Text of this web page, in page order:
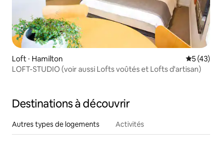
Loft ⋅ Hamilton
5 (43)
LOFT-STUDIO (voir aussi Lofts voûtés et Lofts d'artisan)
Destinations à découvrir
Autres types de logements Activités